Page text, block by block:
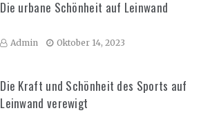
Die urbane Schönheit auf Leinwand
Admin Oktober 14, 2023
Die Kraft und Schönheit des Sports auf
Leinwand verewigt